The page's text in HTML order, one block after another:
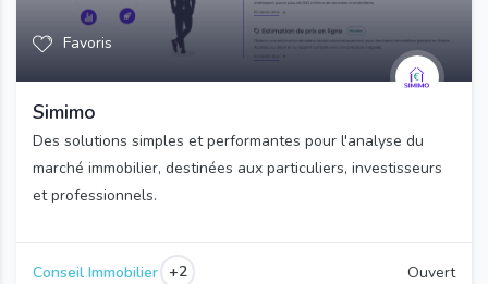
Favoris
Simimo
Des solutions simples et performantes pour l'analyse du
marché immobilier, destinées aux particuliers, investisseurs
et professionnels.
Conseil Immobilier +2 Ouvert